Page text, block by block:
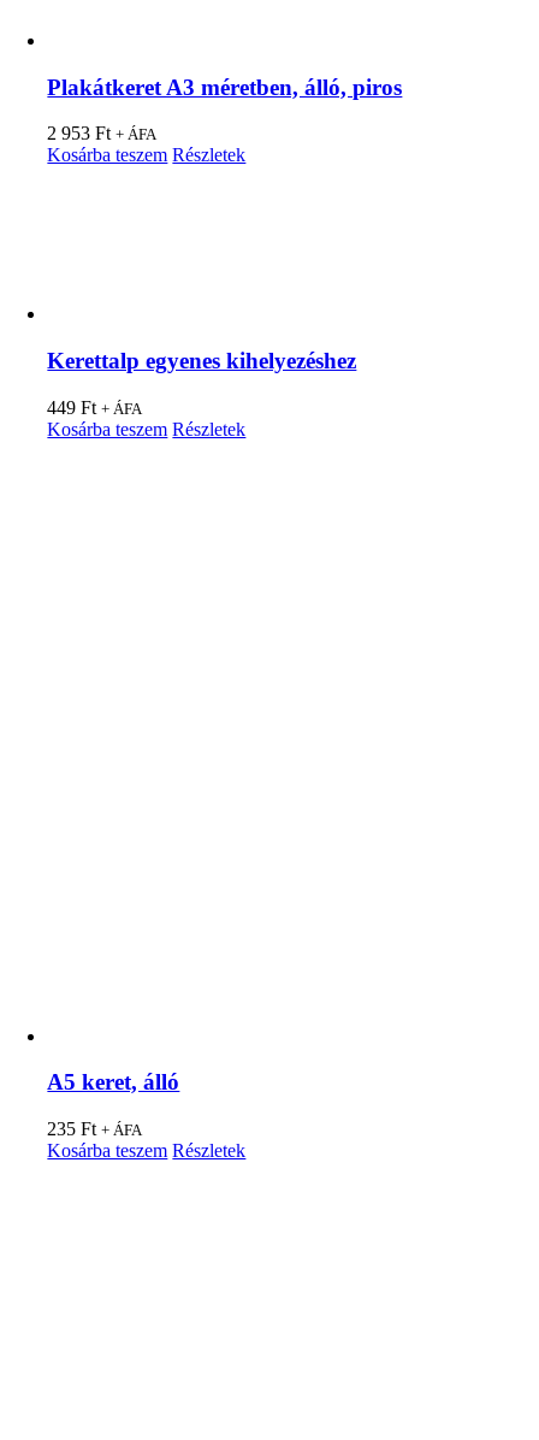
Plakátkeret A3 méretben, álló, piros
2 953Ft + ÁFA
Kosárba teszem Részletek
Kerettalp egyenes kihelyezéshez
449Ft + ÁFA
Kosárba teszem Részletek
A5 keret, álló
235Ft + ÁFA
Kosárba teszem Részletek